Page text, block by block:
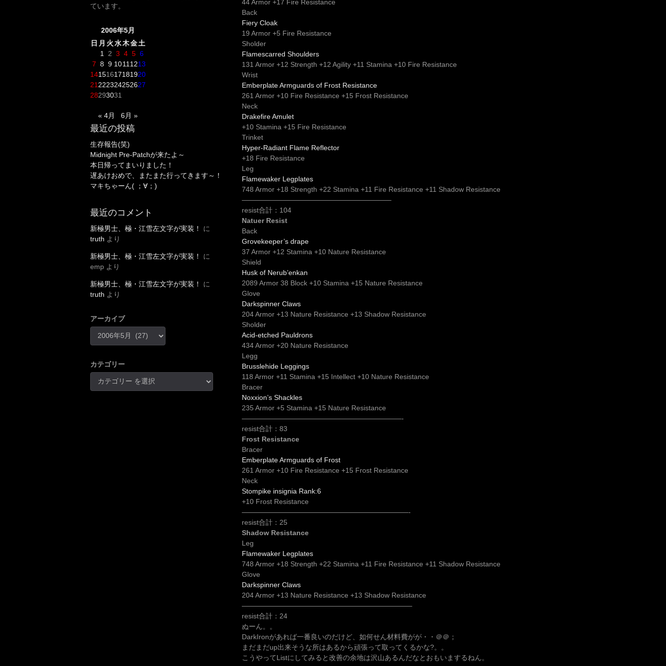
44 Armor +17 Fire Resistance
Back
Fiery Cloak
19 Armor +5 Fire Resistance
Sholder
Flamescarred Shoulders
131 Armor +12 Strength +12 Agility +11 Stamina +10 Fire Resistance
Wrist
Emberplate Armguards of Frost Resistance
261 Armor +10 Fire Resistance +15 Frost Resistance
Neck
Drakefire Amulet
+10 Stamina +15 Fire Resistance
Trinket
Hyper-Radiant Flame Reflector
+18 Fire Resistance
Leg
Flamewaker Legplates
748 Armor +18 Strength +22 Stamina +11 Fire Resistance +11 Shadow Resistance
—————————————————————–
resist合計：104
Natuer Resist
Back
Grovekeeper’s drape
37 Armor +12 Stamina +10 Nature Resistance
Shield
Husk of Nerub’enkan
2089 Armor 38 Block +10 Stamina +15 Nature Resistance
Glove
Darkspinner Claws
204 Armor +13 Nature Resistance +13 Shadow Resistance
Sholder
Acid-etched Pauldrons
434 Armor +20 Nature Resistance
Legg
Brusslehide Leggings
118 Armor +11 Stamina +15 Intellect +10 Nature Resistance
Bracer
Noxxion’s Shackles
235 Armor +5 Stamina +15 Nature Resistance
———————————————————————-
resist合計：83
Frost Resistance
Bracer
Emberplate Armguards of Frost
261 Armor +10 Fire Resistance +15 Frost Resistance
Neck
Stompike insignia Rank:6
+10 Frost Resistance
————————————————————————-
resist合計：25
Shadow Resistance
Leg
Flamewaker Legplates
748 Armor +18 Strength +22 Stamina +11 Fire Resistance +11 Shadow Resistance
Glove
Darkspinner Claws
204 Armor +13 Nature Resistance +13 Shadow Resistance
————————————————————————–
resist合計：24
ぬーん。。
DarkIronがあれば一番良いのだけど、如何せん材料費がが・・＠＠；
まだまだup出来そうな所はあるから頑張って取ってくるかな?。。
こうやってListにしてみると改善の余地は沢山あるんだなとおもいまするねん。
ています。
2006年5月
日 月 火水木金土
1
2 3 4 5 6
7 8 9 1011 1213
14151617181920
21 222324252627
28293031
« 4月 6月 »
最近の投稿
生存報告(笑)
Midnight Pre-Patchが来たよ～
本日帰ってまいりました！
遅あけおめで、またまた行ってきます～！
マキちゃーん( ；∀；)
最近のコメント
新極男士、極・江雪左文字が実装！
に
truth より
新極男士、極・江雪左文字が実装！
に
emp より
新極男士、極・江雪左文字が実装！
に
truth より
アーカイブ
カテゴリー